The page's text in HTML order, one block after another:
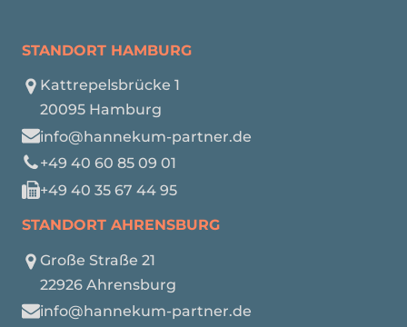
STANDORT HAMBURG
Kattrepelsbrücke 1
20095 Hamburg
info@hannekum-partner.de
+49 40 60 85 09 01
+49 40 35 67 44 95
STANDORT AHRENSBURG
Große Straße 21
22926 Ahrensburg
info@hannekum-partner.de